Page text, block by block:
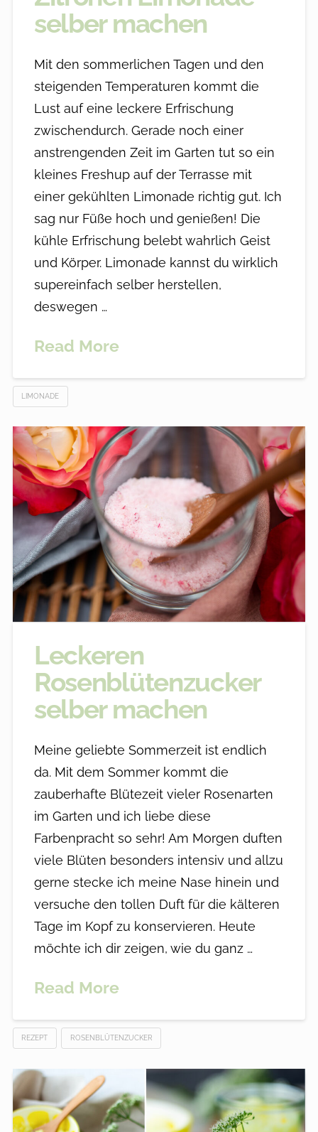
selber machen
Mit den sommerlichen Tagen und den
steigenden Temperaturen kommt die
Lust auf eine leckere Erfrischung
zwischendurch. Gerade noch einer
anstrengenden Zeit im Garten tut so ein
kleines Freshup auf der Terrasse mit
einer gekühlten Limonade richtig gut. Ich
sag nur Füße hoch und genießen! Die
kühle Erfrischung belebt wahrlich Geist
und Körper. Limonade kannst du wirklich
supereinfach selber herstellen,
deswegen …
Read More
LIMONADE
Leckeren
Rosenblütenzucker
selber machen
Meine geliebte Sommerzeit ist endlich
da. Mit dem Sommer kommt die
zauberhafte Blütezeit vieler Rosenarten
im Garten und ich liebe diese
Farbenpracht so sehr! Am Morgen duften
viele Blüten besonders intensiv und allzu
gerne stecke ich meine Nase hinein und
versuche den tollen Duft für die kälteren
Tage im Kopf zu konservieren. Heute
möchte ich dir zeigen, wie du ganz …
Read More
REZEPT ROSENBLÜTENZUCKER